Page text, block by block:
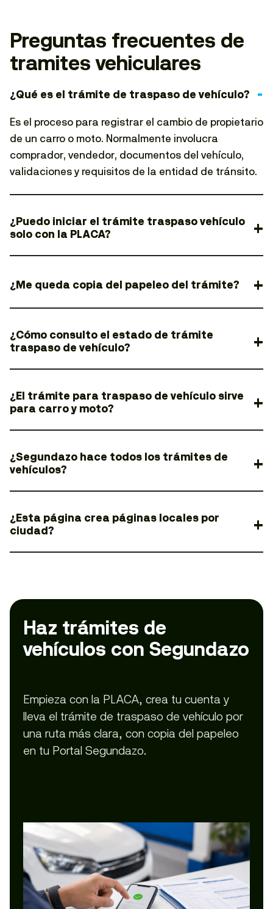
Preguntas frecuentes de
tramites vehiculares
¿Qué es el trámite de traspaso de vehículo?
Es el proceso para registrar el cambio de propietario
de un carro o moto. Normalmente involucra
comprador, vendedor, documentos del vehículo,
validaciones y requisitos de la entidad de tránsito.
¿Puedo iniciar el trámite traspaso vehículo
solo con la PLACA?
¿Me queda copia del papeleo del trámite?
¿Cómo consulto el estado de trámite
traspaso de vehículo?
¿El trámite para traspaso de vehículo sirve
para carro y moto?
¿Segundazo hace todos los trámites de
vehículos?
¿Esta página crea páginas locales por
ciudad?
Haz trámites de
vehículos con Segundazo
Empieza con la PLACA, crea tu cuenta y
lleva el trámite de traspaso de vehículo por
una ruta más clara, con copia del papeleo
en tu Portal Segundazo.